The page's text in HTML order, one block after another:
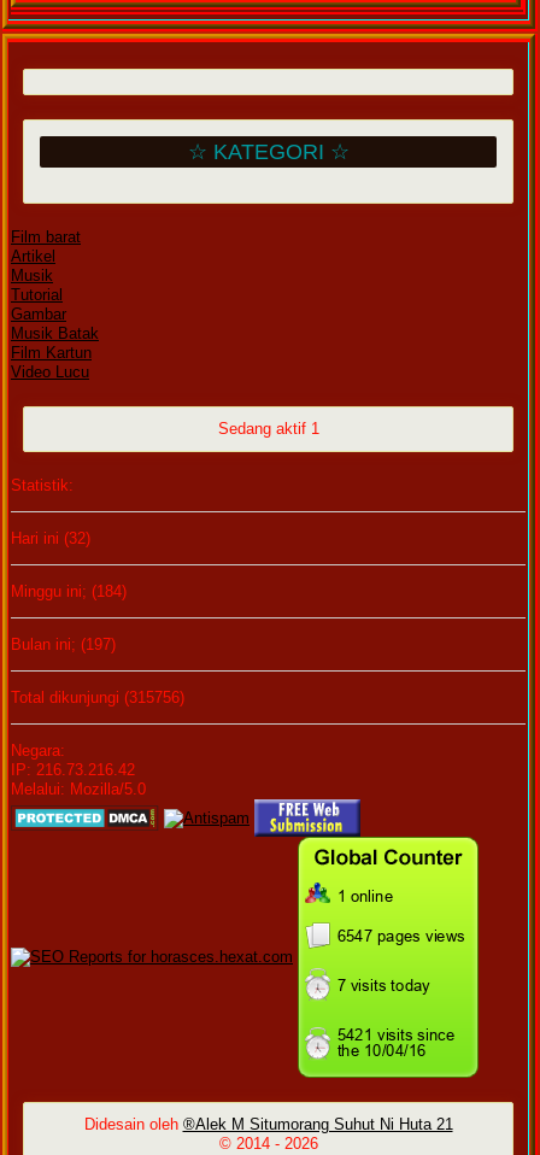
☆ KATEGORI ☆
Film barat
Artikel
Musik
Tutorial
Gambar
Musik Batak
Film Kartun
Video Lucu
Sedang aktif 1
Statistik:
Hari ini (32)
Minggu ini; (184)
Bulan ini; (197)
Total dikunjungi (315756)
Negara:
IP: 216.73.216.42
Melalui: Mozilla/5.0
Didesain oleh ®Alek M Situmorang Suhut Ni Huta 21
© 2014 - 2026